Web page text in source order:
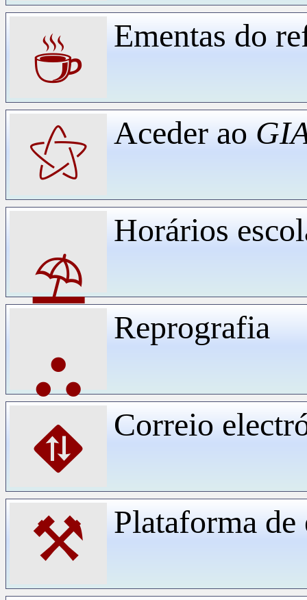
☕ Ementas do
⚝ Aceder ao
⛱
Horários
⛬
Reprografia
⛖ Correio
⚒ Plataforma